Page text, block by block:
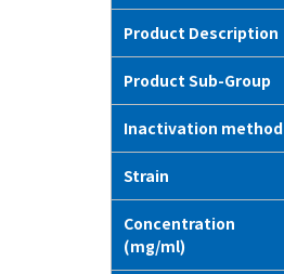
Product Description
Product Sub-Group
Inactivation method
Strain
Concentration
(mg/ml)